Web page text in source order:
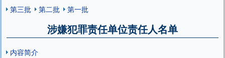
第三批
第二批 第一批
涉嫌犯罪责任单位责任人名单
内容简介